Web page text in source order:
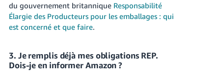
du gouvernement britannique Responsabilité
Élargie des Producteurs pour les emballages : qui
est concerné et que faire.
3. Je remplis déjà mes obligations REP.
Dois-je en informer Amazon ?